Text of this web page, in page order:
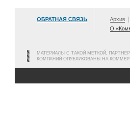
ОБРАТНАЯ СВЯЗЬ Архив
О
МАТЕРИАЛЫ С ТАКОЙ МЕТКОЙ,
КОМПАНИЙ ОПУБЛИКОВАНЫ НА